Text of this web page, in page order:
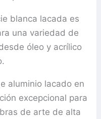
blanca lacada es
una variedad de
óleo y acrílico
aluminio lacado en
excepcional para
de arte de alta